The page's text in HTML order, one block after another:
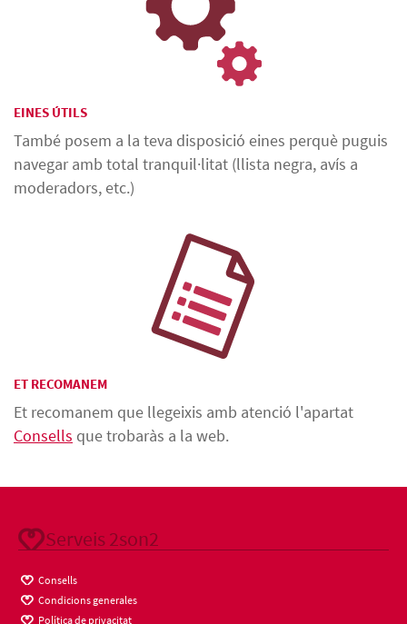
EINES ÚTILS
També posem a la teva disposició eines perquè puguis
navegar amb total tranquil·litat (llista negra, avís a
moderadors, etc.)
ET RECOMANEM
Et recomanem que llegeixis amb atenció l'apartat
Consells que trobaràs a la web.
Serveis 2son2
Consells
Condicions generales
Política de privacitat